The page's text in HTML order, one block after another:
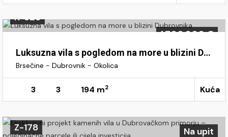
1.700.000 €
K-328
Luksuzna vila s pogledom na more u blizini Dubrovnika
Brsečine - Dubrovnik - Okolica
3 3 194 m2 Kuća
Na upit
Z-178